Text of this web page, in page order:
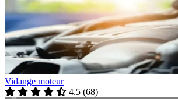
Vidange moteur
4.5 (68)